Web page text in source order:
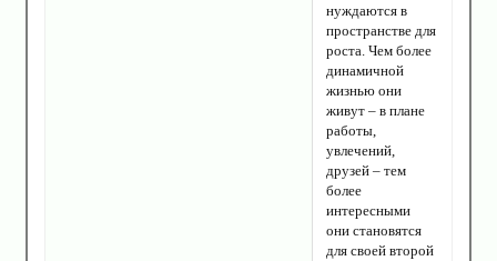
нуждаются в
пространстве для
роста. Чем более
динамичной
жизнью они
живут – в плане
работы,
увлечений,
друзей – тем
более
интересными
они становятся
для своей второй